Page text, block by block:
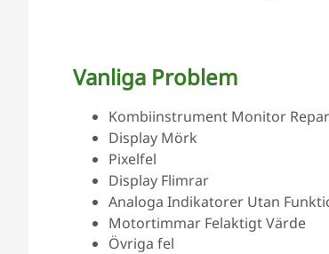
Vanliga Problem
Kombiinstrument Monitor
Display Mörk
Pixelfel
Display Flimrar
Analoga Indikatorer Utan
Motortimmar Felaktigt Värde
Övriga fel